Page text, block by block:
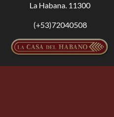
La Habana. 11300
(+53)72040508